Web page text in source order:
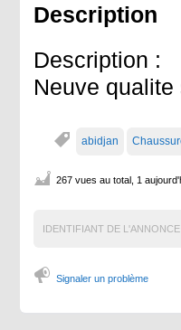
Description
Description :
Neuve qualite
abidjan
267 vues au total, 1
IDENTIFIANT DE L'ANNONCE
Signaler un problème